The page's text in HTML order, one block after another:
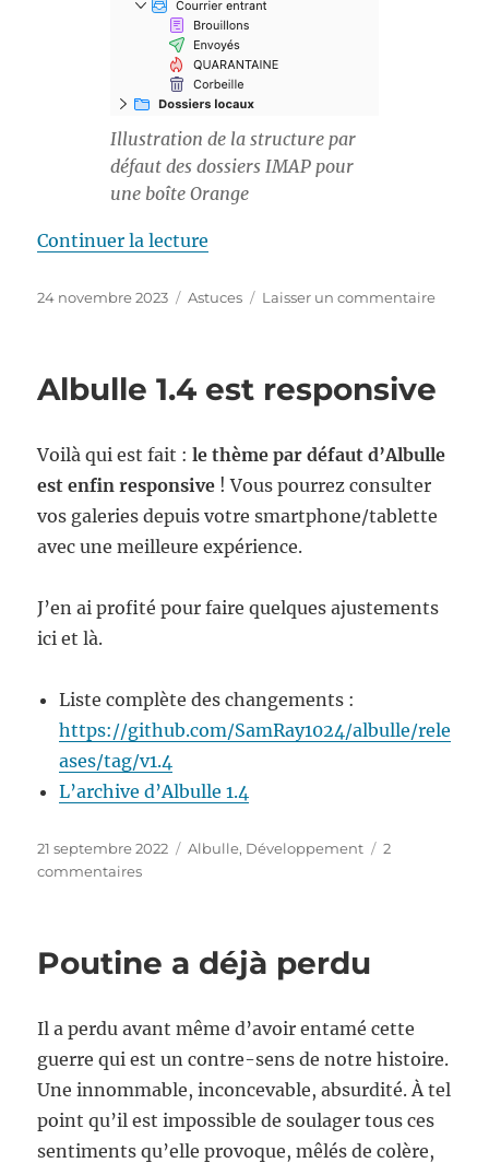
Illustration de la structure par
défaut des dossiers IMAP pour
une boîte Orange
Continuer la lecture
Publié
24 novembre 2023 Catégories
Astuces Laisser un commentairesur
:
même
boîte
Albulle 1.4 est responsive
Voilà qui est fait :le thème par défaut d’Albulle
est enfin responsive ! Vous pourrez consulter
vos galeries depuis votre smartphone/tablette
avec une meilleure expérience.
J’en ai profité pour faire quelques ajustements
ici et là.
Liste complète des changements :
https://github.com/SamRay1024/albulle/rele
ases/tag/v1.4
L’archive d’Albulle 1.4
Publié
le
21 septembre 2022 Catégories
Albulle, Développement
2
commentairessur
responsive
Poutine a déjà perdu
Il a perdu avant même d’avoir entamé cette
guerre qui est un contre-sens de notre histoire.
Une innommable, inconcevable, absurdité. À tel
point qu’il est impossible de soulager tous ces
sentiments qu’elle provoque, mêlés de colère,